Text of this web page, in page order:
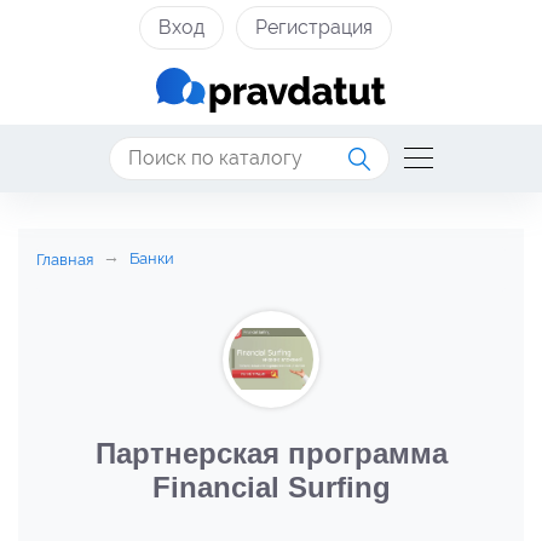
Вход Регистрация
Главная Банки
Партнерская программа
Financial Surfing